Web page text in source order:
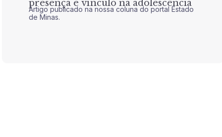
presença e vínculo na adolescência
Artigo publicado na nossa coluna do portal Estado
de Minas.